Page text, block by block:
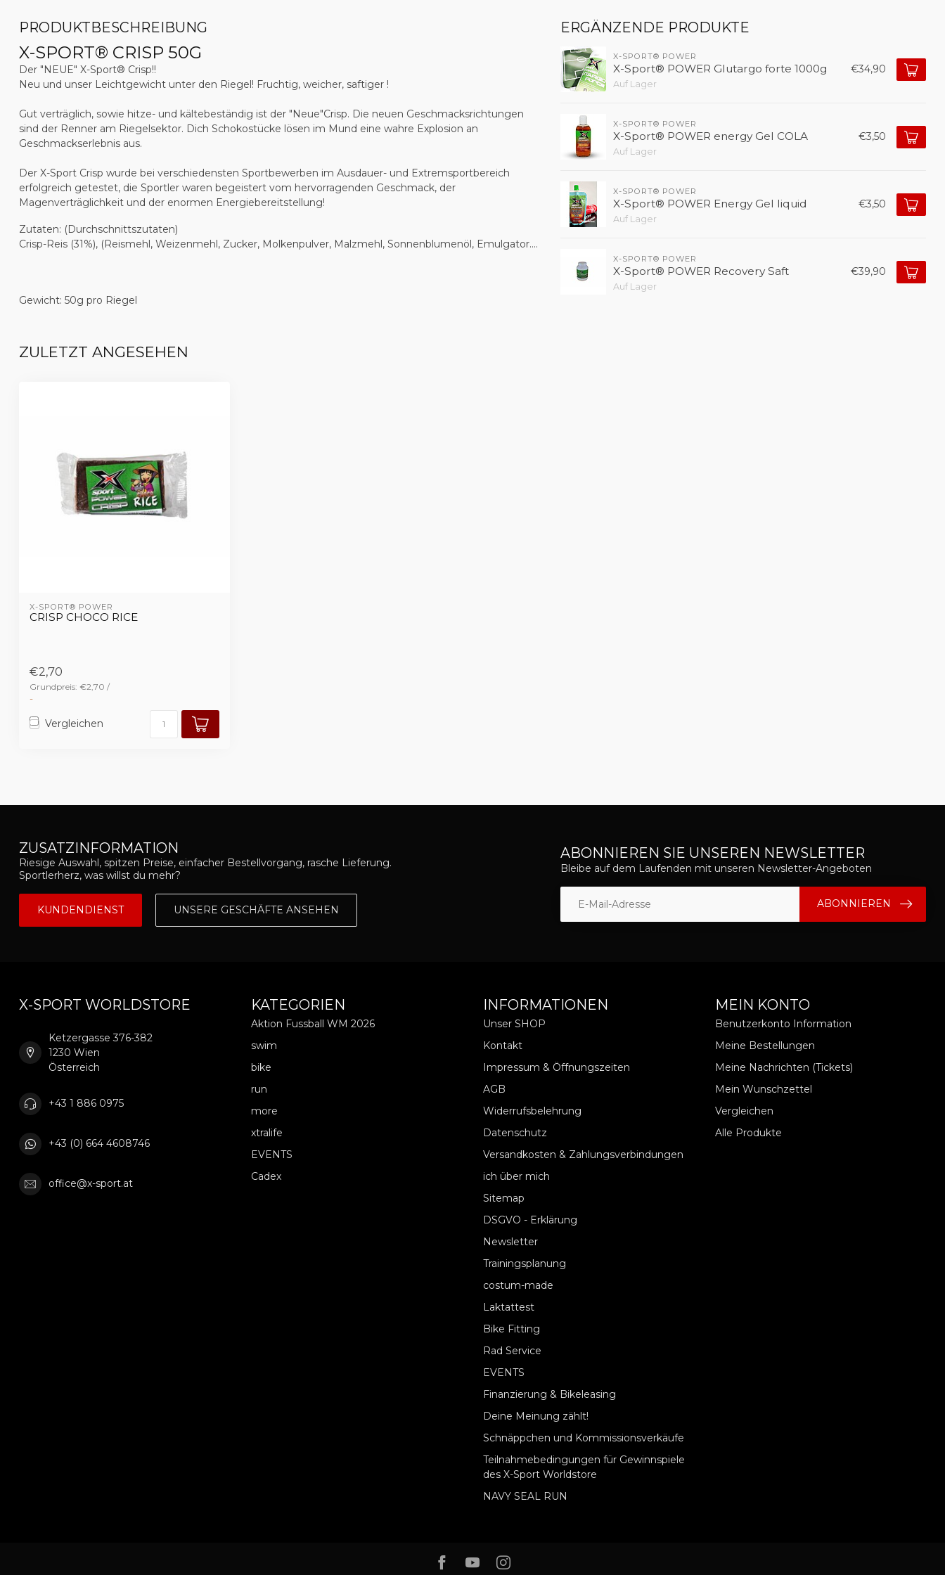
PRODUKTBESCHREIBUNG
X-SPORT® CRISP 50G
Der "NEUE" X-Sport® Crisp!!
Neu und unser Leichtgewicht unter den Riegel! Fruchtig, weicher, saftiger !
Gut verträglich, sowie hitze- und kältebeständig ist der "Neue"Crisp. Die neuen Geschmacksrichtungen
sind der Renner am Riegelsektor. Dich Schokostücke lösen im Mund eine wahre Explosion an
Geschmackserlebnis aus.
Der X-Sport Crisp wurde bei verschiedensten Sportbewerben im Ausdauer- und Extremsportbereich
erfolgreich getestet, die Sportler waren begeistert vom hervorragenden Geschmack, der
Magenverträglichkeit und der enormen Energiebereitstellung!
Zutaten: (Durchschnittszutaten)
Crisp-Reis (31%), (Reismehl, Weizenmehl, Zucker, Molkenpulver, Malzmehl, Sonnenblumenöl, Emulgator....
Gewicht: 50g pro Riegel
ERGÄNZENDE PRODUKTE
X-SPORT® POWER
X-Sport® POWER Glutargo forte 1000g
Auf Lager
€34,90
X-SPORT® POWER
X-Sport® POWER energy Gel COLA
Auf Lager
€3,50
X-SPORT® POWER
X-Sport® POWER Energy Gel liquid
Auf Lager
€3,50
X-SPORT® POWER
X-Sport® POWER Recovery Saft
Auf Lager
€39,90
ZULETZT ANGESEHEN
X-SPORT® POWER
CRISP CHOCO RICE
€2,70
Grundpreis: €2,70 /
-
Vergleichen
ZUSATZINFORMATION
Riesige Auswahl, spitzen Preise, einfacher Bestellvorgang, rasche Lieferung.
Sportlerherz, was willst du mehr?
KUNDENDIENST UNSERE GESCHÄFTE ANSEHEN
ABONNIEREN SIE UNSEREN NEWSLETTER
Bleibe auf dem Laufenden mit unseren Newsletter-Angeboten
ABONNIEREN
X-SPORT WORLDSTORE
Ketzergasse 376-382
1230 Wien
Österreich
+43 1 886 0975
+43 (0) 664 4608746
office@x-sport.at
KATEGORIEN
Aktion Fussball WM 2026
swim
bike
run
more
xtralife
EVENTS
Cadex
INFORMATIONEN
Unser SHOP
Kontakt
Impressum & Öffnungszeiten
AGB
Widerrufsbelehrung
Datenschutz
Versandkosten & Zahlungsverbindungen
ich über mich
Sitemap
DSGVO - Erklärung
Newsletter
Trainingsplanung
costum-made
Laktattest
Bike Fitting
Rad Service
EVENTS
Finanzierung & Bikeleasing
Deine Meinung zählt!
Schnäppchen und Kommissionsverkäufe
Teilnahmebedingungen für Gewinnspiele
des X-Sport Worldstore
NAVY SEAL RUN
MEIN KONTO
Benutzerkonto Information
Meine Bestellungen
Meine Nachrichten (Tickets)
Mein Wunschzettel
Vergleichen
Alle Produkte